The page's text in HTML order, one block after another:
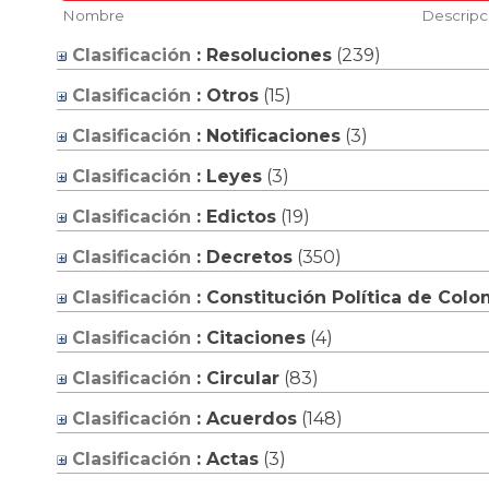
Nombre
Clasificación : Resoluciones ‎(239)
Clasificación : Otros ‎(15)
Clasificación : Notificaciones ‎(3)
Clasificación : Leyes ‎(3)
Clasificación : Edictos ‎(19)
Clasificación : Decretos ‎(350)
Clasificación : Constitución Política de
Clasificación : Citaciones ‎(4)
Clasificación : Circular ‎(83)
Clasificación : Acuerdos ‎(148)
Clasificación : Actas ‎(3)